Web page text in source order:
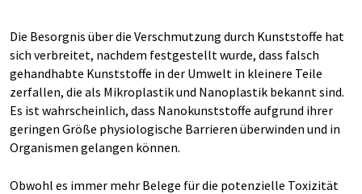
Die Besorgnis über die Verschmutzung durch Kunststoffe hat
sich verbreitet, nachdem festgestellt wurde, dass falsch
gehandhabte Kunststoffe in der Umwelt in kleinere Teile
zerfallen, die als Mikroplastik und Nanoplastik bekannt sind.
Es ist wahrscheinlich, dass Nanokunststoffe aufgrund ihrer
geringen Größe physiologische Barrieren überwinden und in
Organismen gelangen können.
Obwohl es immer mehr Belege für die potenzielle Toxizität